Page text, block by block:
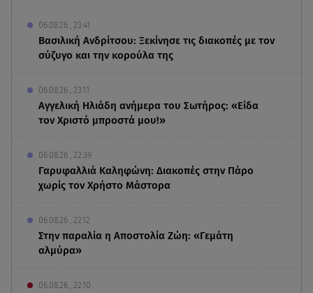
06.08.26 , 23:41
Βασιλική Ανδρίτσου: Ξεκίνησε τις διακοπές με τον
σύζυγο και την κορούλα της
06.08.26 , 23:11
Αγγελική Ηλιάδη ανήμερα του Σωτήρος: «Είδα
τον Χριστό μπροστά μου!»
06.08.26 , 22:39
Γαρυφαλλιά Καληφώνη: Διακοπές στην Πάρο
χωρίς τον Χρήστο Μάστορα
06.08.26 , 22:12
Στην παραλία η Αποστολία Ζώη: «Γεμάτη
αλμύρα»
06.08.26 , 22:10